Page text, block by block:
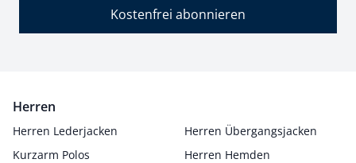
Kostenfrei abonnieren
Herren
Herren Lederjacken
Herren Übergangsjacken
Kurzarm Polos
Herren Hemden